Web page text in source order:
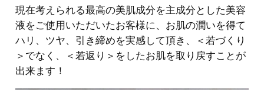
現在考えられる最高の美肌成分を主成分とした美容
液をご使用いただいたお客様に、お肌の潤いを得て
ハリ、ツヤ、引き締めを実感して頂き、＜若づくり
＞でなく、＜若返り＞をしたお肌を取り戻すことが
出来ます！